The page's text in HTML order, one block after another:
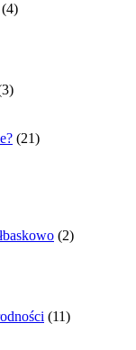
(4)
(21)
(2)
(11)